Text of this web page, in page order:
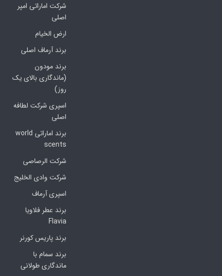
شرکت اماراتی امپر
اصلی
ارض الخیام
برند آرماف اصلی
برند مودون
(ماندگاری بالای یک
روز)
اسپری شرکت لطافه
اصلی
برند اماراتی world
scents
شرکت الرصاصی
شرکت وادی الخلیج
اسپری آرماف
برند عطر فلاویا
Flavia
برند پاریس کورنر
برند سمام با
ماندگاری طولانی